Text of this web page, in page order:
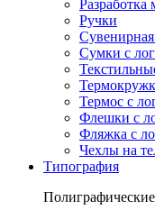
Ручки
Сувенирная
Сумки с
Термос с
Флешки с
Фляжка с
Чехлы на
Типография